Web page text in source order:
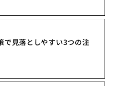
で見落としやすい3つの注